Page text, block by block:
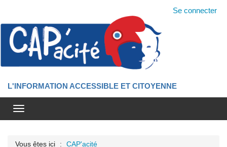
Se connecter
L'INFORMATION ACCESSIBLE ET CITOYENNE
Menu
Vous êtes ici CAP'acité